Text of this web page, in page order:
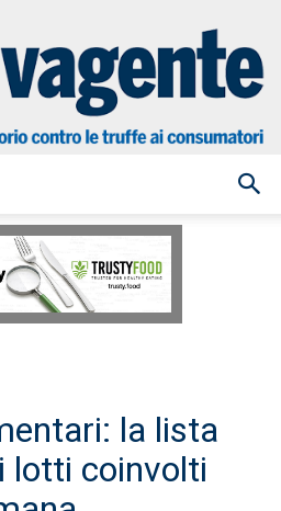
Salvagente
la lista
lotti coinvolti